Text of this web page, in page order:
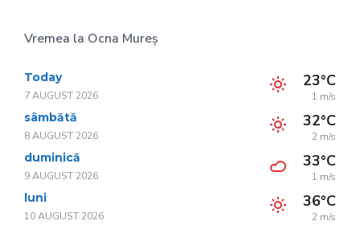
Vremea la Ocna Mureș
Today
7 AUGUST 2026
23°C
1 m/s
sâmbătă
8 AUGUST 2026
32°C
2 m/s
duminică
9 AUGUST 2026
33°C
1 m/s
luni
10 AUGUST 2026
36°C
2 m/s